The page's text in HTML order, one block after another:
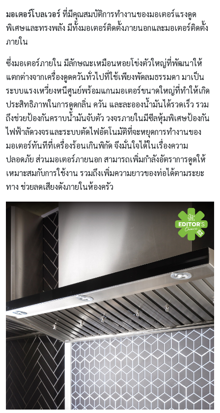
มอเตอร์โบลเวอร์ที่มีคุณสมบัติการทำงานของมอเตอร์แรงดูด
พิเศษและทรงพลัง มีทั้งมอเตอร์ติดตั้งภายนอกและมอเตอร์ติดตั้ง
ภายใน
ซึ่งมอเตอร์ภายใน มีลักษณะเหมือนหอยโข่งตัวใหญ่ที่พัฒนาให้
แตกต่างจากเครื่องดูดควันทั่วไปที่ใช้เพียงพัดลมธรรมดา มาเป็น
ระบบแรงเหวี่ยงหนีศูนย์พร้อมแกนมอเตอร์ขนาดใหญ่ที่ทำให้เกิด
ประสิทธิภาพในการดูดกลิ่น ควัน และละอองนํ้ามันได้รวดเร็ว รวม
ถึงช่วยป้องกันคราบนํ้ามันจับตัว วงจรภายในมีซีลหุ้มพิเศษป้องกัน
ไฟฟ้าลัดวงจรและระบบตัดไฟอัตโนมัติที่จะหยุดการทำงานของ
มอเตอร์ทันทีที่เครื่องร้อนเกินพิกัด จึงมั่นใจได้ในเรื่องความ
ปลอดภัย ส่วนมอเตอร์ภายนอก สามารถเพิ่มกำลังอัตราการดูดให้
เหมาะสมกับการใช้งาน รวมถึงเพิ่มความยาวของท่อได้ตามระยะ
ทาง ช่วยลดเสียงดังภายในห้องครัว